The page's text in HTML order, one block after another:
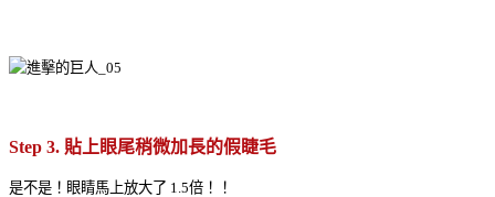
Step 3. 貼上眼尾稍微加長的假睫毛
是不是！眼睛馬上放大了 1.5倍！！